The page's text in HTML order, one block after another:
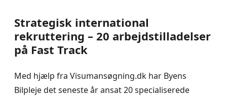
Strategisk international
rekruttering – 20 arbejdstilladelser
på Fast Track
Med hjælp fra Visumansøgning.dk har Byens
Bilpleje det seneste år ansat 20 specialiserede